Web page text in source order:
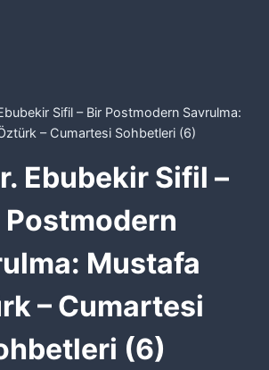
Sifil – Bir Postmodern Savrulma:
– Cumartesi Sohbetleri (6)
Ebubekir Sifil –
Postmodern
Mustafa
– Cumartesi
(6)